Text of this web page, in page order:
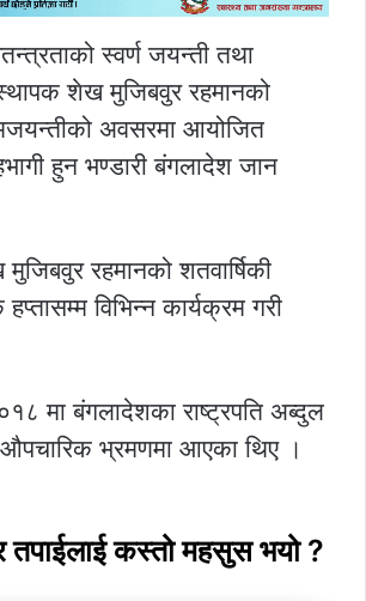
स्वर्ण जयन्ती तथा
शेख मुजिबवुर रहमानको
अवसरमा आयोजित
हुन भण्डारी बंगलादेश जान
रहमानको शतवार्षिकी
विभिन्न कार्यक्रम गरी
मा बंगलादेशका राष्ट्रपति अब्दुल
भ्रमणमा आएका थिए ।
तपाईलाई कस्तो महसुस भयो ?